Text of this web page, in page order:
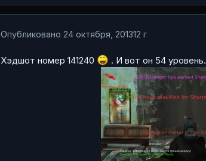
Опубликовано 24 октября, 201312 г
Хэдшот номер 141240 . И вот он 54 уровень.